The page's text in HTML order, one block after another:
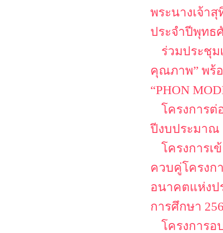
พระนางเจ้า
ประจำปีพุทธ
ร่วมประชุม
คุณภาพ” พร้
“PHON
โครงการ
ปีงบประมาณ
โครงการเ
ควบคู่โครงก
อนาคตแห่งป
การศึกษา
โครงการ